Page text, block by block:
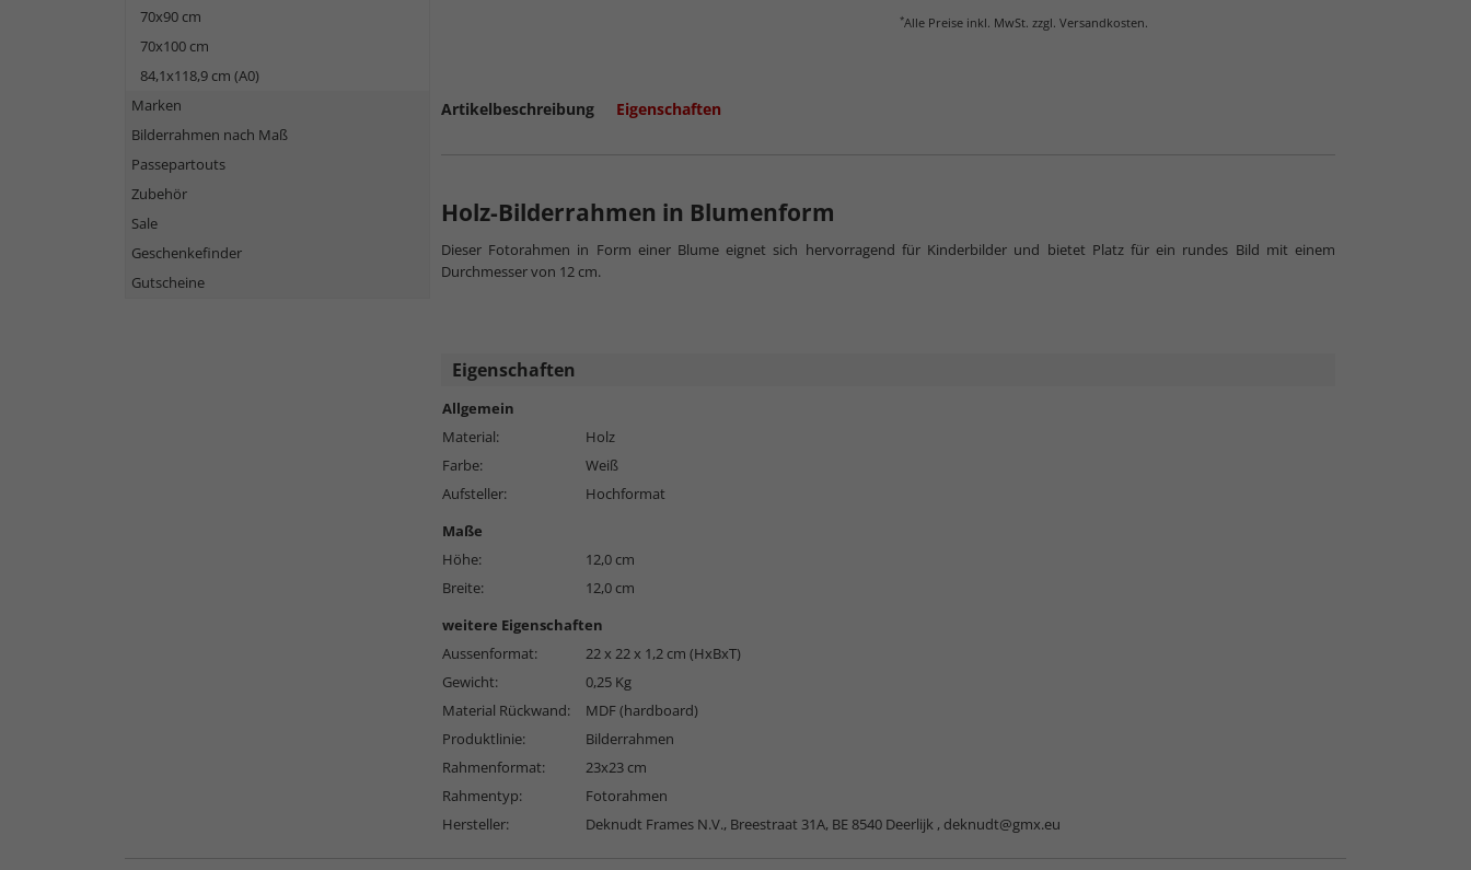
*Alle Preise inkl. MwSt. zzgl. Versandkosten.
Artikelbeschreibung Eigenschaften
Holz-Bilderrahmen in Blumenform
Dieser Fotorahmen in Form einer Blume eignet sich hervorragend für Kinderbilder und bietet Platz für ein rundes Bild mit einem
Durchmesser von 12 cm.
Eigenschaften
Allgemein
Material:
Holz
Farbe:
Weiß
Aufsteller:
Hochformat
Maße
Höhe:
12,0 cm
Breite:
12,0 cm
weitere Eigenschaften
Aussenformat:
22 x 22 x 1,2 cm (HxBxT)
Gewicht:
0,25 Kg
Material Rückwand:
MDF (hardboard)
Produktlinie:
Bilderrahmen
Rahmenformat:
23x23 cm
Rahmentyp:
Fotorahmen
Hersteller:
Deknudt Frames N.V., Breestraat 31A, BE 8540 Deerlijk , deknudt@gmx.eu
70x90 cm
70x100 cm
84,1x118,9 cm (A0)
Marken
Bilderrahmen nach Maß
Passepartouts
Zubehör
Sale
Geschenkefinder
Gutscheine